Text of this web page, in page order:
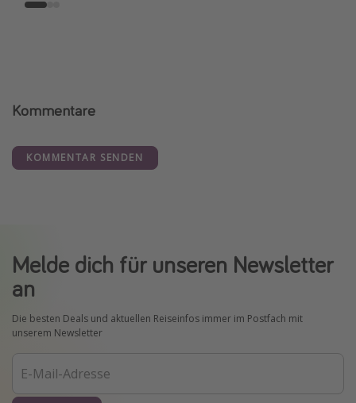
Kommentare
KOMMENTAR SENDEN
Melde dich für unseren Newsletter
an
Die besten Deals und aktuellen Reiseinfos immer im Postfach mit
unserem Newsletter